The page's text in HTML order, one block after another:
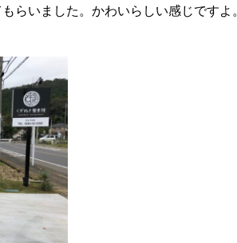
らいました。かわいらしい感じですよ。